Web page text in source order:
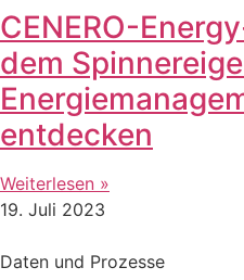
CENERO-
dem
entdecken
Weiterlesen »
19. Juli 2023
Daten und Prozesse